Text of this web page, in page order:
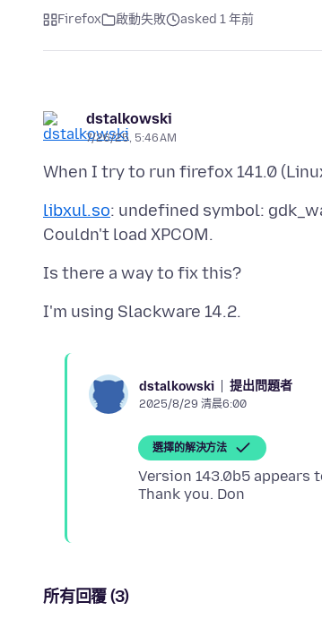
Firefox 啟動失敗 asked 1 年前
dstalkowski
7/26/25, 5:46 AM
libxul.so: undefined symbol:
dstalkowski 提出問題者
2025/8/29 清晨6:00
選擇的解決方法
Version 143.0b5 appears
所有回覆 (3)